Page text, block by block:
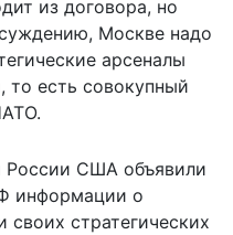
из договора, но
Москве надо
арсеналы
то есть совокупный
России США объявили
информации о
стратегических